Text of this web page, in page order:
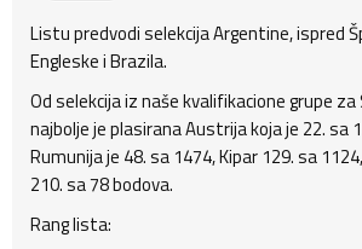
Listu predvodi selekcija Argentine, ispred
Engleske i Brazila.
Od selekcija iz naše kvalifikacione grupe
najbolje je plasirana Austrija koja je 22. sa
Rumunija je 48. sa 1474, Kipar 129. sa
210. sa 78 bodova.
Rang lista: